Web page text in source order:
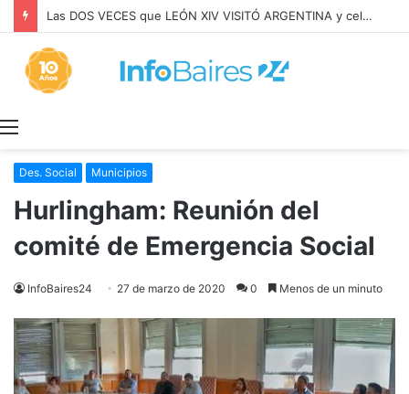
Las DOS VECES que LEÓN XIV VISITÓ ARGENTINA y celebró MISA con BERGOGLIO
Des. Social Municipios
Hurlingham: Reunión del
comité de Emergencia Social
InfoBaires24 27 de marzo de 2020 0 Menos de un minuto